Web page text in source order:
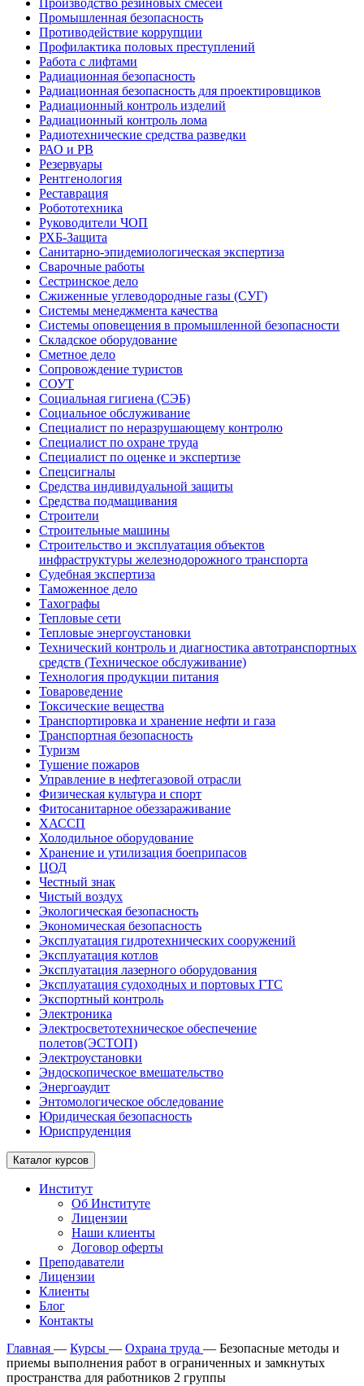
Производство резиновых смесей
Промышленная безопасность
Противодействие коррупции
Профилактика половых преступлений
Работа с лифтами
Радиационная безопасность
Радиационная безопасность для проектировщиков
Радиационный контроль изделий
Радиационный контроль лома
Радиотехнические средства разведки
РАО и РВ
Резервуары
Рентгенология
Реставрация
Робототехника
Руководители ЧОП
РХБ-Защита
Санитарно-эпидемиологическая экспертиза
Сварочные работы
Сестринское дело
Сжиженные углеводородные газы (СУГ)
Системы менеджмента качества
Системы оповещения в промышленной безопасности
Складское оборудование
Сметное дело
Сопровождение туристов
СОУТ
Социальная гигиена (СЭБ)
Социальное обслуживание
Специалист по неразрушающему контролю
Специалист по охране труда
Специалист по оценке и экспертизе
Спецсигналы
Средства индивидуальной защиты
Средства подмащивания
Строители
Строительные машины
Строительство и эксплуатация объектов
инфраструктуры железнодорожного транспорта
Судебная экспертиза
Таможенное дело
Тахографы
Тепловые сети
Тепловые энергоустановки
Технический контроль и диагностика автотранспортных
средств (Техническое обслуживание)
Технология продукции питания
Товароведение
Токсические вещества
Транспортировка и хранение нефти и газа
Транспортная безопасность
Туризм
Тушение пожаров
Управление в нефтегазовой отрасли
Физическая культура и спорт
Фитосанитарное обеззараживание
ХАССП
Холодильное оборудование
Хранение и утилизация боеприпасов
ЦОД
Честный знак
Чистый воздух
Экологическая безопасность
Экономическая безопасность
Эксплуатация гидротехнических сооружений
Эксплуатация котлов
Эксплуатация лазерного оборудования
Эксплуатация судоходных и портовых ГТС
Экспортный контроль
Электроника
Электросветотехническое обеспечение
полетов(ЭСТОП)
Электроустановки
Эндоскопическое вмешательство
Энергоаудит
Энтомологическое обследование
Юридическая безопасность
Юриспруденция
Каталог курсов
Институт
Об Институте
Лицензии
Наши клиенты
Договор оферты
Преподаватели
Лицензии
Клиенты
Блог
Контакты
Главная — Курсы — Охрана труда — Безопасные методы и
приемы выполнения работ в ограниченных и замкнутых
пространства для работников 2 группы